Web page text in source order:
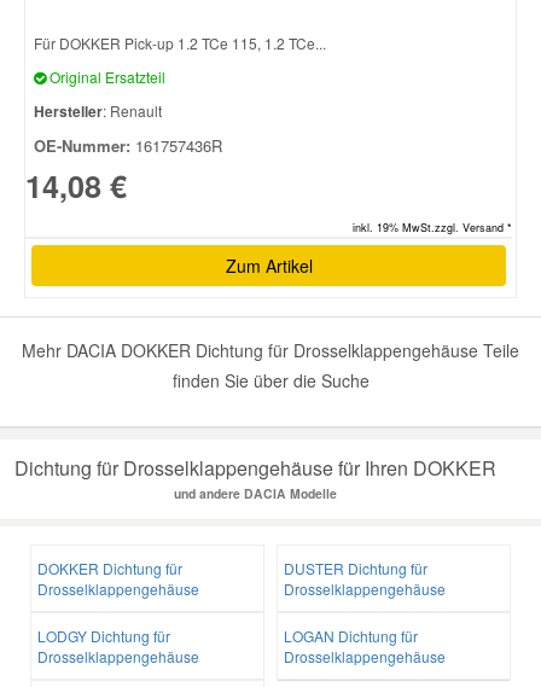
Für DOKKER Pick-up 1.2 TCe 115, 1.2 TCe...
Original Ersatzteil
Hersteller: Renault
OE-Nummer: 161757436R
14,08 €
inkl. 19% MwSt.zzgl. Versand *
Zum Artikel
Mehr DACIA DOKKER Dichtung für Drosselklappengehäuse Teile
finden Sie über die Suche
Dichtung für Drosselklappengehäuse für Ihren DOKKER
und andere DACIA Modelle
DOKKER Dichtung für
Drosselklappengehäuse
DUSTER Dichtung für
Drosselklappengehäuse
LODGY Dichtung für
Drosselklappengehäuse
LOGAN Dichtung für
Drosselklappengehäuse
Toyota Ersatzteile
Vauxhall Ersatzteile